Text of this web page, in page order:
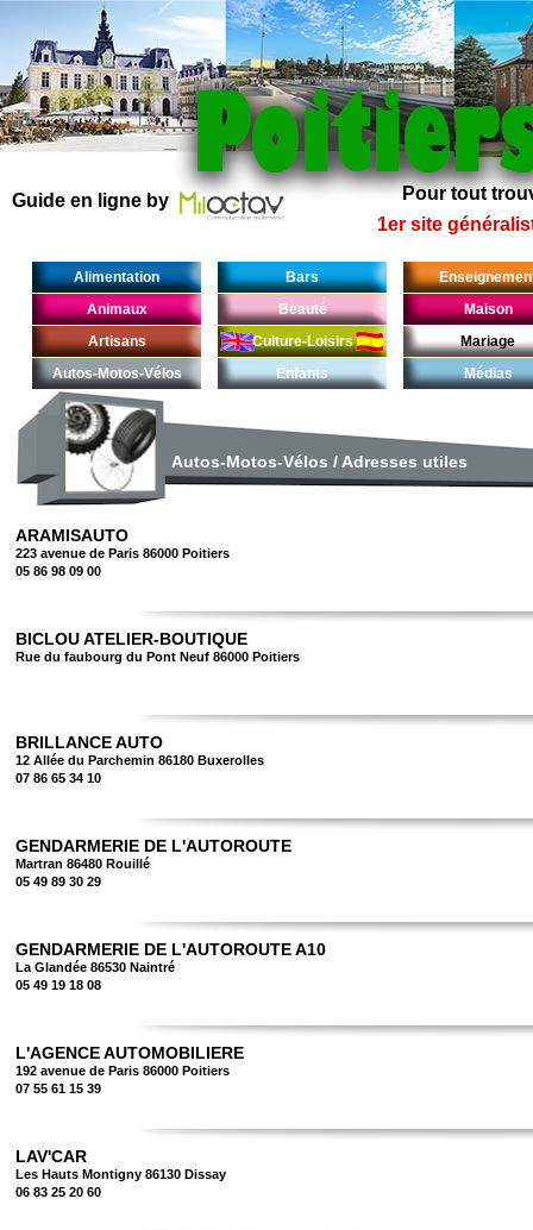
Pour tout
1er site
Guide en ligne by
Alimentation
Animaux
Artisans
Autos-Motos-Vélos
Bars
Beauté
Culture-Loisirs
Enfants
Maison
Mariage
Médias
Autos-Motos-Vélos / Adresses utiles
ARAMISAUTO
223 avenue de Paris 86000 Poitiers
05 86 98 09 00
BICLOU ATELIER-BOUTIQUE
Rue du faubourg du Pont Neuf 86000 Poitiers
BRILLANCE AUTO
12 Allée du Parchemin 86180 Buxerolles
07 86 65 34 10
GENDARMERIE DE L'AUTOROUTE
Martran 86480 Rouillé
05 49 89 30 29
GENDARMERIE DE L'AUTOROUTE A10
La Glandée 86530 Naintré
05 49 19 18 08
L'AGENCE AUTOMOBILIERE
192 avenue de Paris 86000 Poitiers
07 55 61 15 39
LAV'CAR
Les Hauts Montigny 86130 Dissay
06 83 25 20 60